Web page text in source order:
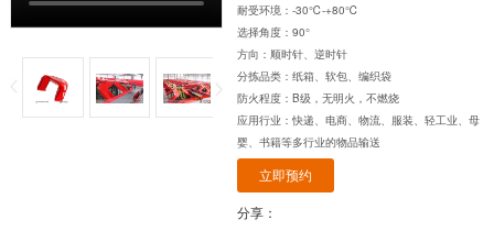
耐受环境：-30℃-+80℃
选择角度：90°
方向：顺时针、逆时针
分拣品类：纸箱、软包、编织袋
防火程度：B级，无明火，不燃烧
应用行业：快递、电商、物流、服装、轻工业、母
婴、书籍等多行业的物品输送
立即预约
分享：